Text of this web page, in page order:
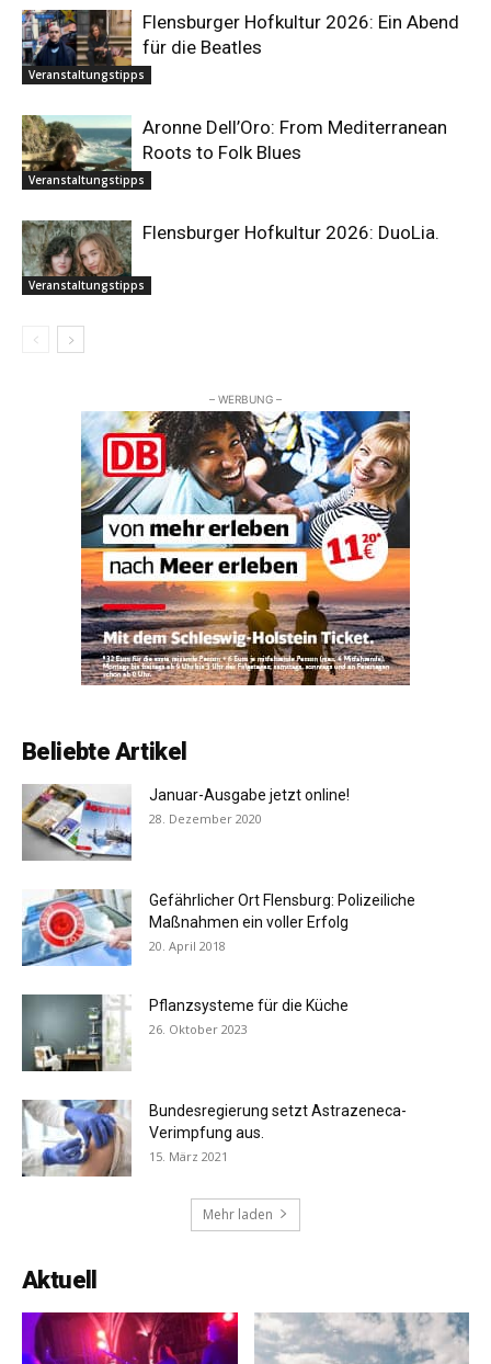
Veranstaltungstipps
Flensburger Hofkultur 2026: Ein Abend
für die Beatles
Veranstaltungstipps
Aronne Dell’Oro: From Mediterranean
Roots to Folk Blues
Veranstaltungstipps
Flensburger Hofkultur 2026: DuoLia.
– WERBUNG –
Beliebte Artikel
Januar-Ausgabe jetzt online!
28. Dezember 2020
Gefährlicher Ort Flensburg: Polizeiliche
Maßnahmen ein voller Erfolg
20. April 2018
Pflanzsysteme für die Küche
26. Oktober 2023
Bundesregierung setzt Astrazeneca-
Verimpfung aus.
15. März 2021
Mehr laden
Aktuell